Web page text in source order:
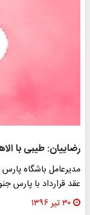
رضاییان: طیبی با
مدیرعامل باشگاه
عقد قرارداد با پارس
۳۰ تیر ۱۳۹۶